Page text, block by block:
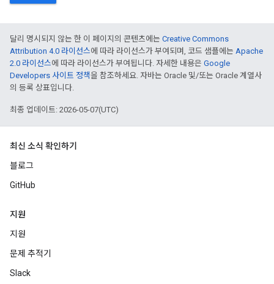
달리 명시되지 않는 한 이 페이지의 콘텐츠에는 Creative Commons
Attribution 4.0 라이선스에 따라 라이선스가 부여되며, 코드 샘플에는 Apache
2.0 라이선스에 따라 라이선스가 부여됩니다. 자세한 내용은 Google
Developers 사이트 정책을 참조하세요. 자바는 Oracle 및/또는 Oracle 계열사
의 등록 상표입니다.
최종 업데이트: 2026-05-07(UTC)
최신 소식 확인하기
블로그
GitHub
지원
지원
문제 추적기
Slack